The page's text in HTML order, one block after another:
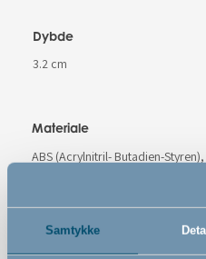
Samtykke
Dybde
3.2 cm
Materiale
ABS (Acrylnitril- Butadien-